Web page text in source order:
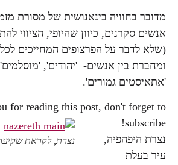
מדובר בחוויה בינאנושית של מסורת
אנשים סקרנים, כיוון שהיופי, הציווי
(שלא לדבר על הפרצופים המחייכים
ומחברת בין אנשים- 'יהודים',
'אתאיסטים גמורים'.
for reading this post, don't forget to
subscribe!
נצרת, לקראת שקיעה,
נצרת היפהפיה,
עיר בעלת